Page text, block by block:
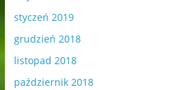
styczeń 2019
grudzień 2018
listopad 2018
październik 2018